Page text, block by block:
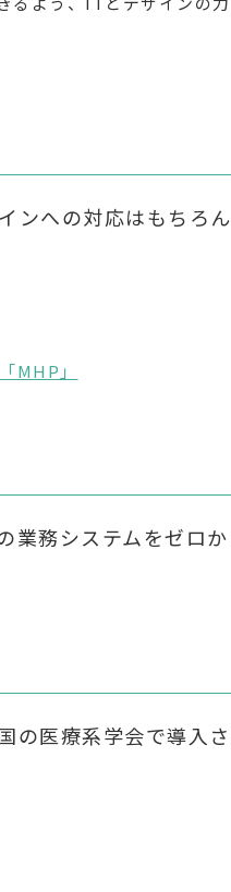
への対応はもちろ
MHP」
務システムをゼロ
医療系学会で導入